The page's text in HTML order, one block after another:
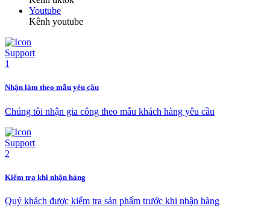
Youtube
Kênh youtube
Nhận làm theo mẫu yêu cầu
Chúng tôi nhận gia công theo mẫu khách hàng yêu cầu
Kiểm tra khi nhận hàng
Quý khách được kiểm tra sản phẩm trước khi nhận hàng